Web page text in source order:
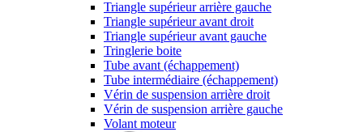
Triangle supérieur arrière gauche
Triangle supérieur avant droit
Triangle supérieur avant gauche
Tringlerie boite
Tube avant (échappement)
Tube intermédiaire (échappement)
Vérin de suspension arrière droit
Vérin de suspension arrière gauche
Volant moteur